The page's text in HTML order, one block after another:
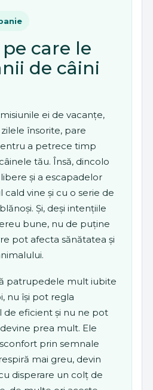
care le
de câini
ei de vacanțe,
însorite, pare
a petrece timp
tău. Însă, dincolo
și a escapadelor
cald vine și cu o serie de
Și, deși intențiile
bune, nu de puține
pot afecta sănătatea și
patrupedele mult iubite
nu își pot regla
de eficient și nu ne pot
prea mult. Ele
prin semnale
mai greu, devin
disperare un colț de